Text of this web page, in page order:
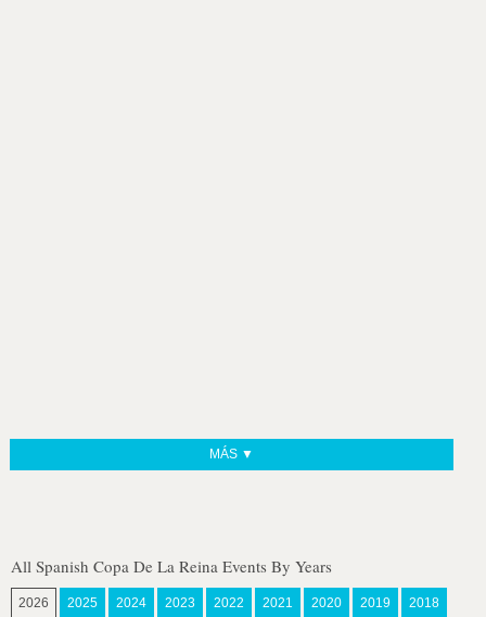
MÁS ▼
All Spanish Copa De La Reina Events By Years
2026 2025 2024 2023 2022 2021 2020 2019 2018